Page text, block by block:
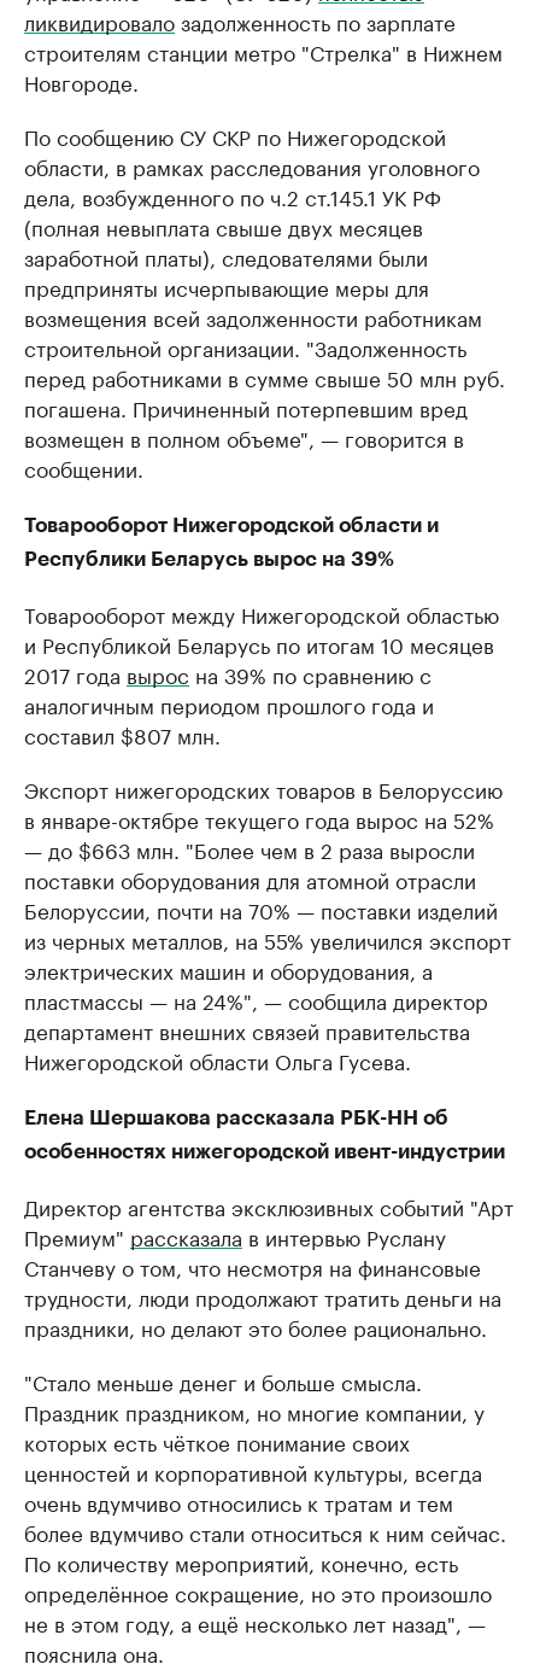
ликвидировалозадолженность по зарплате
строителям станции метро "Стрелка" в Нижнем
Новгороде.
По сообщению СУ СКР по Нижегородской
области, в рамках расследования уголовного
дела, возбужденного по ч.2 ст.145.1 УК РФ
(полная невыплата свыше двух месяцев
заработной платы), следователями были
предприняты исчерпывающие меры для
возмещения всей задолженности работникам
строительной организации. "Задолженность
перед работниками в сумме свыше 50 млн руб.
погашена. Причиненный потерпевшим вред
возмещен в полном объеме", — говорится в
сообщении.
Товарооборот Нижегородской области и
Республики Беларусь вырос на 39%
Товарооборот между Нижегородской областью
и Республикой Беларусь по итогам 10 месяцев
2017 года вырос на 39% по сравнению с
аналогичным периодом прошлого года и
составил $807 млн.
Экспорт нижегородских товаров в Белоруссию
в январе-октябре текущего года вырос на 52%
— до $663 млн. "Более чем в 2 раза выросли
поставки оборудования для атомной отрасли
Белоруссии, почти на 70% — поставки изделий
из черных металлов, на 55% увеличился экспорт
электрических машин и оборудования, а
пластмассы — на 24%", — сообщила директор
департамент внешних связей правительства
Нижегородской области Ольга Гусева.
Елена Шершакова рассказала РБК-НН об
особенностях нижегородской ивент-индустрии
Директор агентства эксклюзивных событий "Арт
Премиум" рассказала в интервью Руслану
Станчеву о том, что несмотря на финансовые
трудности, люди продолжают тратить деньги на
праздники, но делают это более рационально.
"Стало меньше денег и больше смысла.
Праздник праздником, но многие компании, у
которых есть чёткое понимание своих
ценностей и корпоративной культуры, всегда
очень вдумчиво относились к тратам и тем
более вдумчиво стали относиться к ним сейчас.
По количеству мероприятий, конечно, есть
определённое сокращение, но это произошло
не в этом году, а ещё несколько лет назад", —
пояснила она.